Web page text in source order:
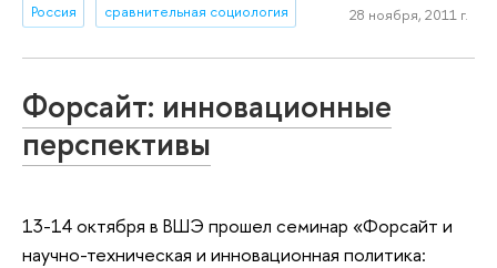
Россия сравнительная социология 28 ноября, 2011 г.
Форсайт: инновационные
перспективы
13-14 октября в ВШЭ прошел семинар «Форсайт и
научно-техническая и инновационная политика: